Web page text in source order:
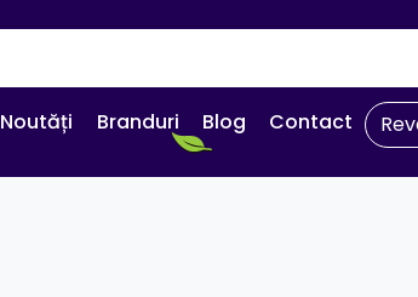
Noutăți Branduri Blog Contact